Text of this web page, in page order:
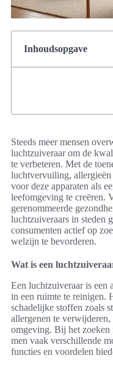
Inhoudsopgave
Steeds meer mensen
luchtzuiveraar om de
te verbeteren. Met de
luchtvervuiling,
voor deze apparaten als
leefomgeving te creëren.
gerenommeerde
luchtzuiveraars in steden
consumenten actief op
welzijn te bevorderen.
Wat is een
Een luchtzuiveraar is een
in een ruimte te reinigen.
schadelijke stoffen zoals
allergenen te
omgeving. Bij het zoeken
men vaak verschillende
functies en voordelen